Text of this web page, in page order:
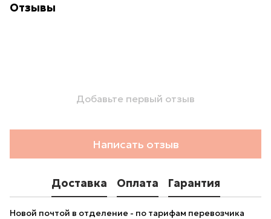
Отзывы
Добавьте первый отзыв
Написать отзыв
Доставка Оплата Гарантия
Новой почтой в отделение - по тарифам перевозчика